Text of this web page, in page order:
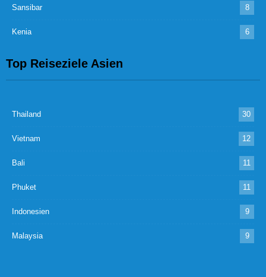
Sansibar 8
Kenia 6
Top Reiseziele Asien
Thailand 30
Vietnam 12
Bali 11
Phuket 11
Indonesien 9
Malaysia 9